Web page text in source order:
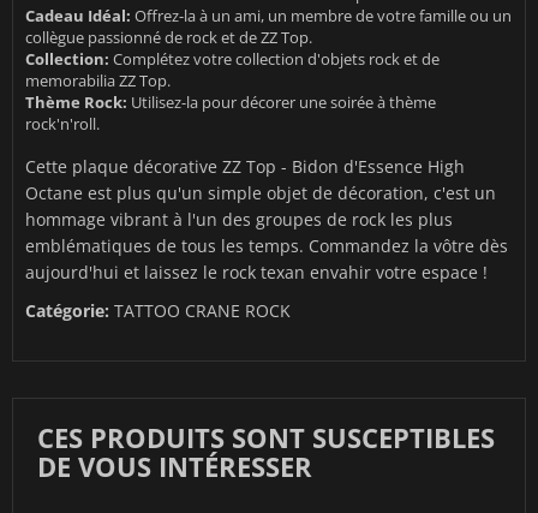
Cadeau Idéal: Offrez-la à un ami, un membre de votre famille ou un
collègue passionné de rock et de ZZ Top.
Collection: Complétez votre collection d'objets rock et de
memorabilia ZZ Top.
Thème Rock: Utilisez-la pour décorer une soirée à thème
rock'n'roll.
Cette plaque décorative ZZ Top - Bidon d'Essence High
Octane est plus qu'un simple objet de décoration, c'est un
hommage vibrant à l'un des groupes de rock les plus
emblématiques de tous les temps. Commandez la vôtre dès
aujourd'hui et laissez le rock texan envahir votre espace !
Catégorie: TATTOO CRANE ROCK
CES PRODUITS SONT SUSCEPTIBLES
DE VOUS INTÉRESSER